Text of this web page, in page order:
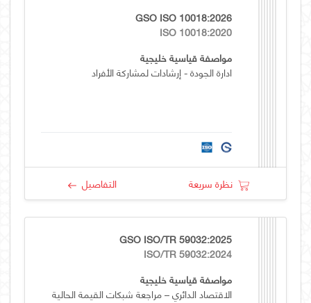
GSO ISO 10018:2026
ISO 10018:2020
مواصفة قياسية خليجية
ادارة الجودة - إرشادات لمشاركة الأفراد
نظرة سريعة التفاصيل
GSO ISO/TR 59032:2025
ISO/TR 59032:2024
مواصفة قياسية خليجية
الاقتصاد الدائري – مراجعة شبكات القيمة الحالية